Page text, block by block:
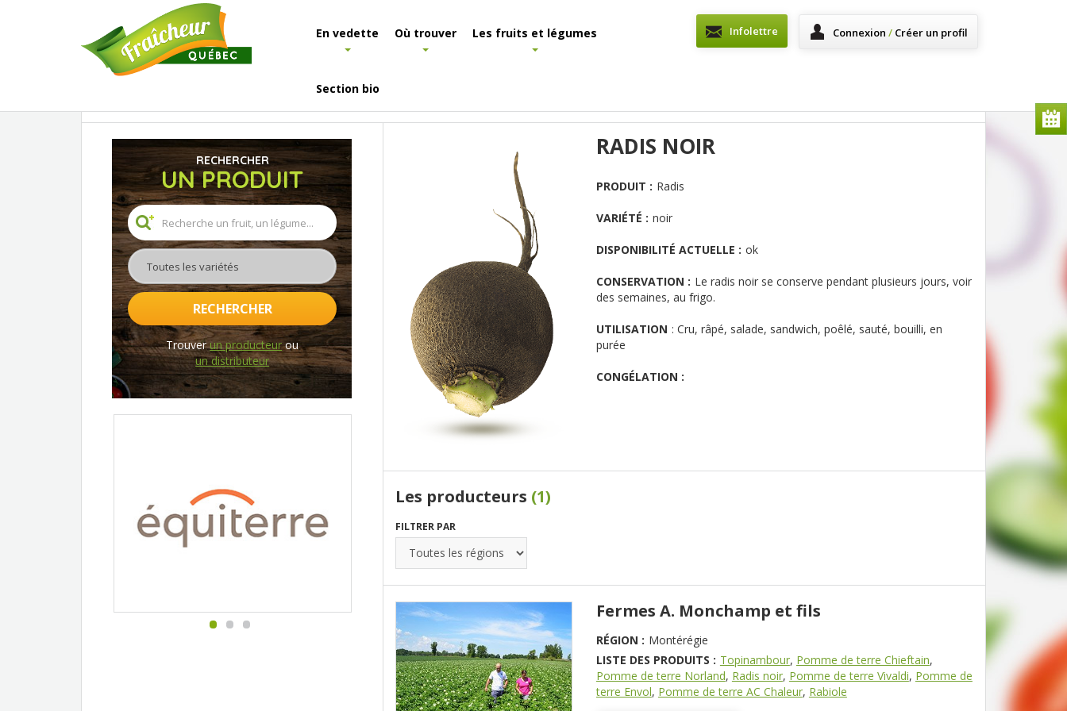
En vedette Où trouver Les fruits et légumes
Section bio
Infolettre Connexion / Créer un profil
RECHERCHER
UN PRODUIT
Toutes les variétés
RECHERCHER
Trouverun producteurou
un distributeur
RADIS NOIR
PRODUIT : Radis
VARIÉTÉ : noir
DISPONIBILITÉ ACTUELLE : ok
CONSERVATION : Le radis noir se conserve pendant plusieurs jours, voir
des semaines, au frigo.
UTILISATION : Cru, râpé, salade, sandwich, poêlé, sauté, bouilli, en
purée
CONGÉLATION :
Les producteurs (1)
FILTRER PAR
Fermes A. Monchamp et fils
RÉGION : Montérégie
LISTE DES PRODUITS : Topinambour, Pomme de terre Chieftain,
Pomme de terre Norland, Radis noir, Pomme de terre Vivaldi, Pomme de
terre Envol, Pomme de terre AC Chaleur, Rabiole